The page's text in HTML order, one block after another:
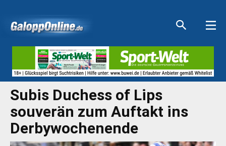
Subis Duchess of Lips
souverän zum Auftakt ins
Derbywochenende